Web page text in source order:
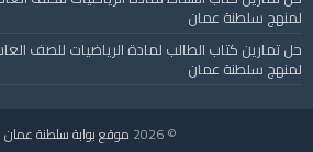
لمنهج سلطنة عمان
حل تمارين كتاب الطالب لمادة الرياضيات للصف
لمنهج سلطنة عمان
© 2026 موقع بوابة سلطنة عمان